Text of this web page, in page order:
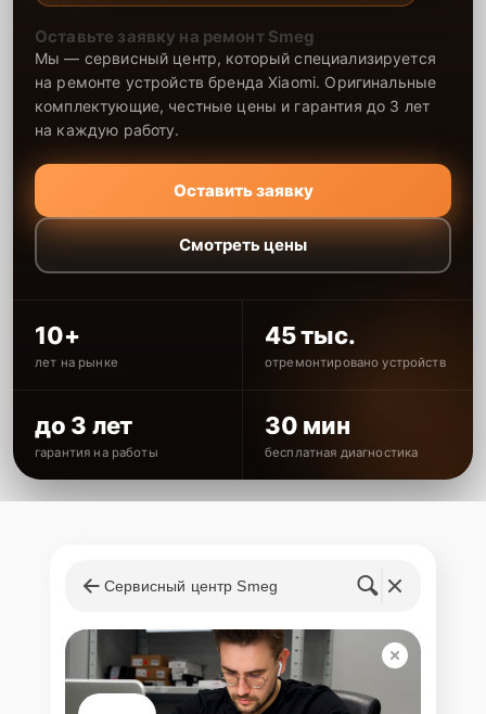
Оставьте заявку на ремонт Smeg
Мы — сервисный центр, который специализируется
на ремонте устройств бренда Xiaomi. Оригинальные
комплектующие, честные цены и гарантия до 3 лет
на каждую работу.
Оставить заявку
Смотреть цены
10+
лет на рынке
45 тыс.
отремонтировано устройств
до 3 лет
гарантия на работы
30 мин
бесплатная диагностика
Сервисный центр Smeg